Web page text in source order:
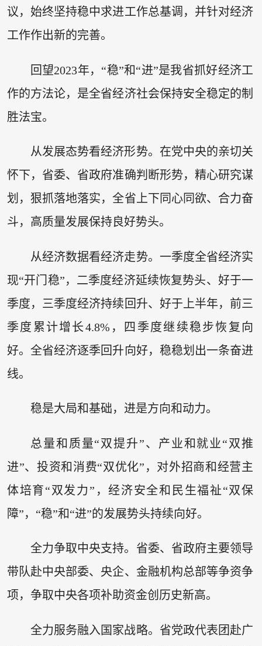
议，始终坚持稳中求进工作总基调，并针对经济
工作作出新的完善。
回望2023年，“稳”和“进”是我省抓好经济工
作的方法论，是全省经济社会保持安全稳定的制
胜法宝。
从发展态势看经济形势。在党中央的亲切关
怀下，省委、省政府准确判断形势，精心研究谋
划，狠抓落地落实，全省上下同心同欲、合力奋
斗，高质量发展保持良好势头。
从经济数据看经济走势。一季度全省经济实
现“开门稳”，二季度经济延续恢复势头、好于一
季度，三季度经济持续回升、好于上半年，前三
季度累计增长4.8%，四季度继续稳步恢复向
好。全省经济逐季回升向好，稳稳划出一条奋进
线。
稳是大局和基础，进是方向和动力。
总量和质量“双提升”、产业和就业“双推
进”、投资和消费“双优化”，对外招商和经营主
体培育“双发力”，经济安全和民生福祉“双保
障”，“稳”和“进”的发展势头持续向好。
全力争取中央支持。省委、省政府主要领导
带队赴中央部委、央企、金融机构总部等争资争
项，争取中央各项补助资金创历史新高。
全力服务融入国家战略。省党政代表团赴广